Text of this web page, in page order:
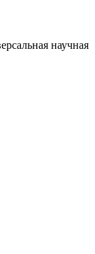
научная